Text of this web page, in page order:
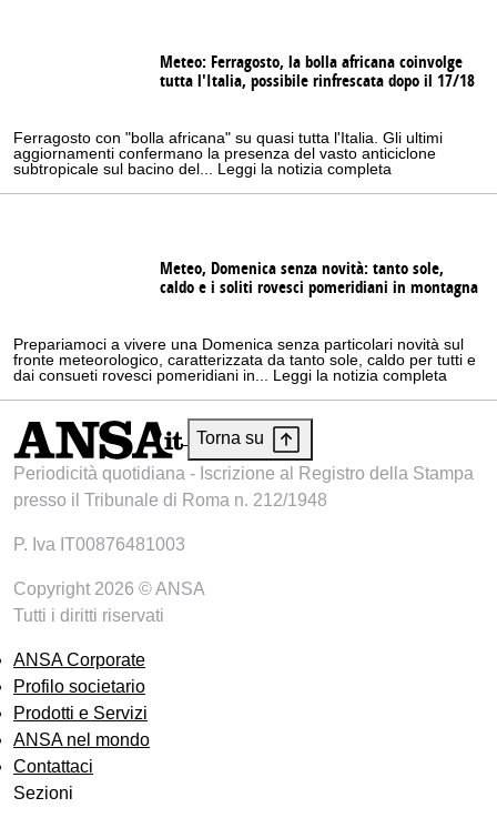
Meteo: Ferragosto, la bolla africana coinvolge
tutta l'Italia, possibile rinfrescata dopo il 17/18
Ferragosto con "bolla africana" su quasi tutta l'Italia. Gli ultimi
aggiornamenti confermano la presenza del vasto anticiclone
subtropicale sul bacino del... Leggi la notizia completa
Meteo, Domenica senza novità: tanto sole,
caldo e i soliti rovesci pomeridiani in montagna
Prepariamoci a vivere una Domenica senza particolari novità sul
fronte meteorologico, caratterizzata da tanto sole, caldo per tutti e
dai consueti rovesci pomeridiani in... Leggi la notizia completa
Torna su
Periodicità quotidiana - Iscrizione al Registro della Stampa
presso il Tribunale di Roma n. 212/1948
P. Iva IT00876481003
Copyright 2026 © ANSA
Tutti i diritti riservati
ANSA Corporate
Profilo societario
Prodotti e Servizi
ANSA nel mondo
Contattaci
Sezioni